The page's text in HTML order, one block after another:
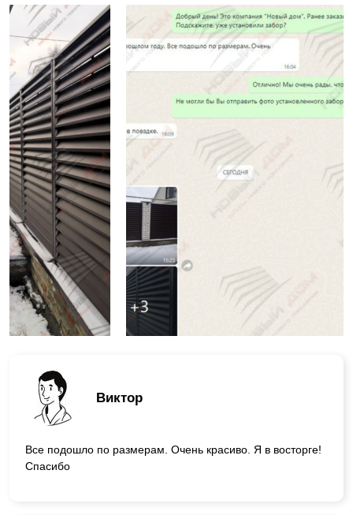
Виктор
Все подошло по размерам. Очень красиво. Я в восторге!
Спасибо